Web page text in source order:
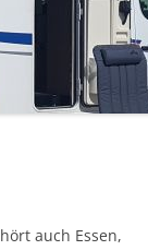
auch Essen,